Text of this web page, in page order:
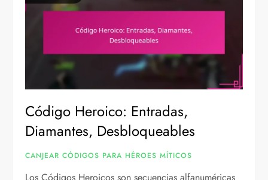
Código Heroico: Entradas,
Diamantes, Desbloqueables
CANJEAR CÓDIGOS PARA HÉROES MÍTICOS
Los Códigos Heroicos son secuencias alfanuméricas